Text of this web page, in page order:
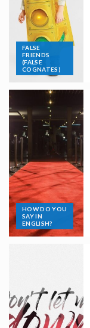
FALSE
FRIENDS
(FALSE
COGNATES)
HOW DO YOU
SAY IN
ENGLISH?